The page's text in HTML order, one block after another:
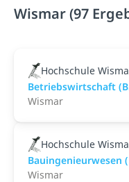
Wismar (97
Hochschule
Betriebswirtschaft
Wismar
Hochschule
Bauingenieurwesen
Wismar